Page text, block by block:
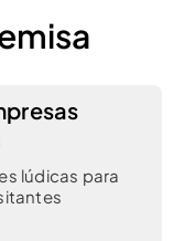
lúdicas para